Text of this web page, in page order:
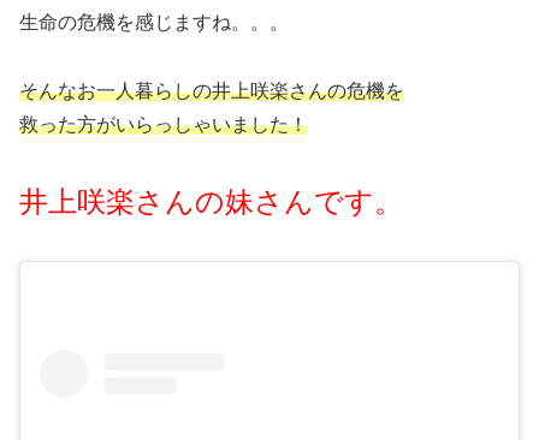
生命の危機を感じますね。。。
そんなお一人暮らしの井上咲楽さんの危機を
救った方がいらっしゃいました！
井上咲楽さんの妹さんです。